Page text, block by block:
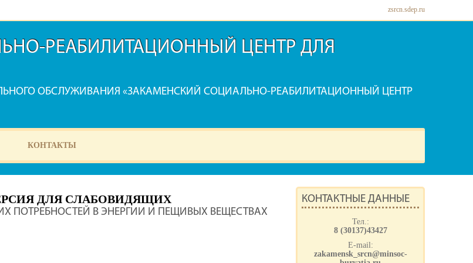
zsrcn.sdep.ru
РЕАБИЛИТАЦИОННЫЙ ЦЕНТР ДЛЯ
ОБСЛУЖИВАНИЯ «ЗАКАМЕНСКИЙ СОЦИАЛЬНО-РЕАБИЛИТАЦИОННЫЙ ЦЕНТР
КОНТАКТЫ
ДЛЯ СЛАБОВИДЯЩИХ
ПОТРЕБНОСТЕЙ В ЭНЕРГИИ И ПЕЩИВЫХ ВЕЩЕСТВАХ
КОНТАКТНЫЕ ДАННЫЕ
Тел.:
8 (30137)43427
E-mail:
zakamensk_srcn@minsoc-